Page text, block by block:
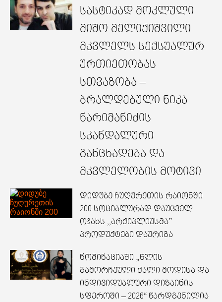
სასტიკად მოკლული
მიშო მელიქიშვილი
მკვლელს სექსუალურ
ურთიეთობას
სთვაზობა –
ბრალდებული ნიკა
ნარიმანიძის
სკანდალური
განცხადება და
მკვლელობის მოტივი
დიდუბე ჩუღურეთის რაიონში
200 სოციალურად დაუცველ
ოჯახს ,,არქიპლიუსმა”
პროდუქტები დაურიგა
ნომინაციაში „წლის
გამორჩეული ქალი მოდისა და
ინდივიდუალური დიზაინის
სფეროში – 2026“ წარდგენილია